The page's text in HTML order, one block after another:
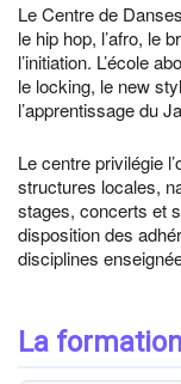
Le Centre de
le hip hop, l’afro, le
l’initiation. L’école
le locking, le new
l’apprentissage du
Le centre privilégie
structures locales,
stages, concerts et
disposition des
disciplines
La formation